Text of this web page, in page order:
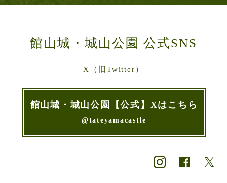
館山城・城山公園 公式SNS
X（旧Twitter）
館山城・城山公園【公式】Xはこちら
@tateyamacastle